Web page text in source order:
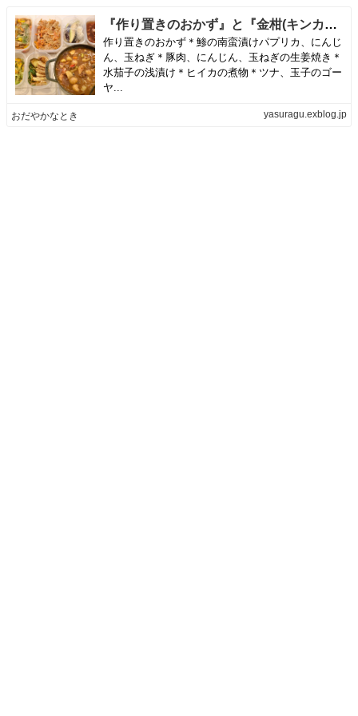
『作り置きのおかず』と『金柑(キンカン)のその後』 | おだやかなとき
作り置きのおかず＊鯵の南蛮漬けパプリカ、にんじ
ん、玉ねぎ＊豚肉、にんじん、玉ねぎの生姜焼き＊
水茄子の浅漬け＊ヒイカの煮物＊ツナ、玉子のゴー
ヤ...
おだやかなとき yasuragu.exblog.jp